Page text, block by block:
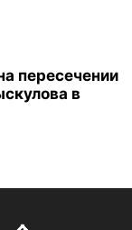
пересечении
в